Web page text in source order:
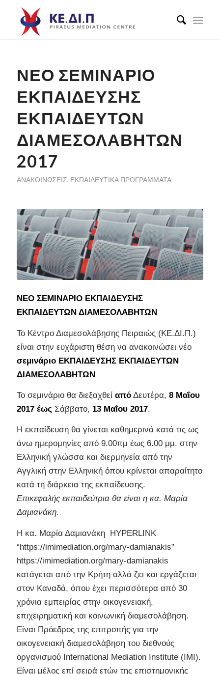
ΝΕΟ ΣΕΜΙΝΑΡΙΟ
ΕΚΠΑΙΔΕΥΣΗΣ
ΕΚΠΑΙΔΕΥΤΩΝ
ΔΙΑΜΕΣΟΛΑΒΗΤΩΝ
2017
ΑΝΑΚΟΙΝΏΣΕΙΣ, ΕΚΠΑΙΔΕΥΤΙΚΆ ΠΡΟΓΡΆΜΜΑΤΑ
ΝΕΟ ΣΕΜΙΝΑΡΙΟ ΕΚΠΑΙΔΕΥΣΗΣ
ΕΚΠΑΙΔΕΥΤΩΝ ΔΙΑΜΕΣΟΛΑΒΗΤΩΝ
Το Κέντρο Διαμεσολάβησης Πειραιώς (ΚΕ.ΔΙ.Π.)
είναι στην ευχάριστη θέση να ανακοινώσει νέο
σεμινάριο ΕΚΠΑΙΔΕΥΣΗΣ ΕΚΠΑΙΔΕΥΤΩΝ
ΔΙΑΜΕΣΟΛΑΒΗΤΩΝ
To σεμινάριο θα διεξαχθεί απόΔευτέρα, 8 Μαΐου
2017 έως Σάββατο, 13 Μαΐου 2017.
Η εκπαίδευση θα γίνεται καθημερινά κατά τις ως
άνω ημερομηνίες από 9.00πμ έως 6.00 μμ. στην
Ελληνική γλώσσα και διερμηνεία από την
Αγγλική στην Ελληνική όπου κρίνεται απαραίτητο
κατά τη διάρκεια της εκπαίδευσης.
Επικεφαλής εκπαιδεύτρια θα είναι η κα. Μαρία
Δαμιανάκη.
Η κα. Μαρία Δαμιανάκη HYPERLINK
“https://imimediation.org/mary-damianakis”
https://imimediation.org/mary-damianakis
κατάγεται από την Κρήτη αλλά ζει και εργάζεται
στον Καναδά, όπου έχει περισσότερα από 30
χρόνια εμπειρίας στην οικογενειακή,
επιχειρηματική και κοινωνική διαμεσολάβηση.
Είναι Πρόεδρος της επιτροπής για την
οικογενειακή διαμεσολάβηση του διεθνούς
οργανισμού International Mediation Institute (IMI).
Είναι μέλος επί σειρά ετών της επιστημονικής